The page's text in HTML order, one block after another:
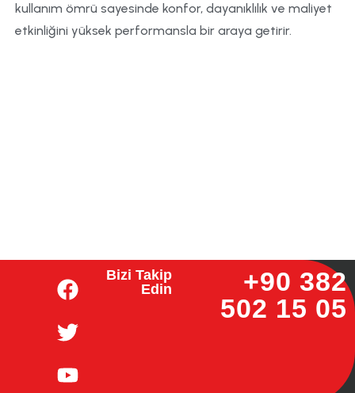
kullanım ömrü sayesinde konfor, dayanıklılık ve maliyet
etkinliğini yüksek performansla bir araya getirir.
Bizi Takip
Edin
+90 382
502 15 05